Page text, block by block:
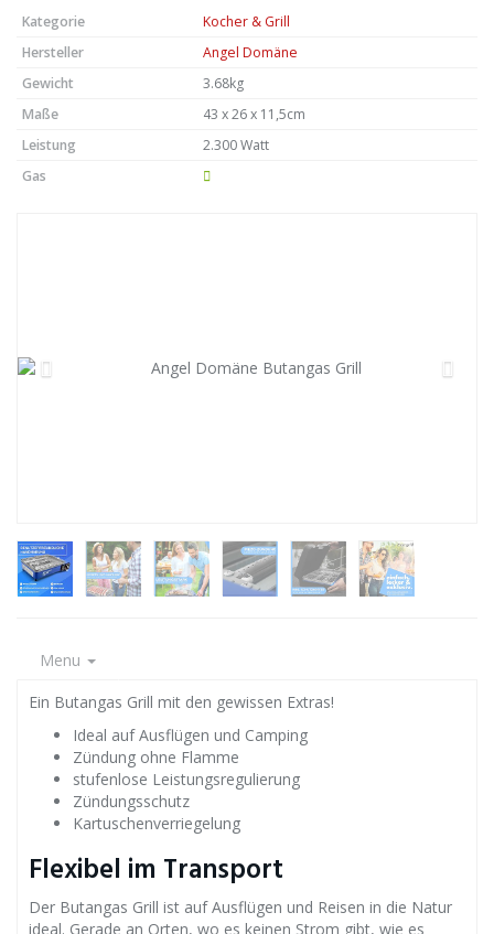
Kategorie
Kocher & Grill
Hersteller
Angel Domäne
Gewicht
3.68kg
Maße
43 x 26 x 11,5cm
Leistung
2.300 Watt
Gas
Menu
Ein Butangas Grill mit den gewissen Extras!
Ideal auf Ausflügen und Camping
Zündung ohne Flamme
stufenlose Leistungsregulierung
Zündungsschutz
Kartuschenverriegelung
Flexibel im Transport
Der Butangas Grill ist auf Ausflügen und Reisen in die Natur
ideal. Gerade an Orten, wo es keinen Strom gibt, wie es